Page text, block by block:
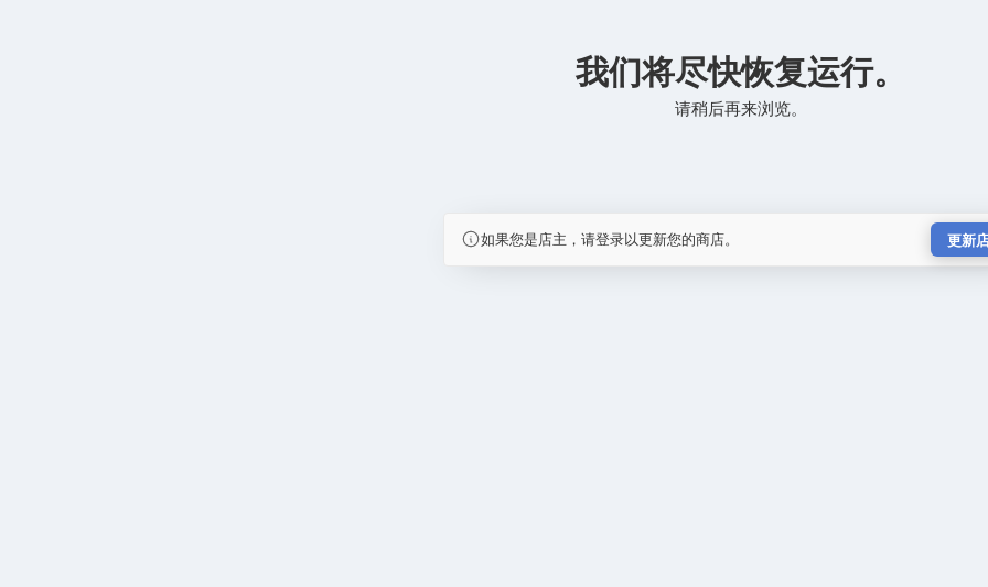
我们将尽快恢复运行。
请稍后再来浏览。
如果您是店主，请登录以更新您的商店。 更新